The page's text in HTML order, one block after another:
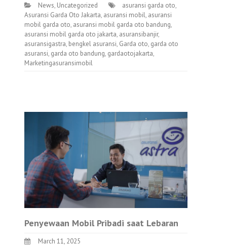
News, Uncategorized asuransi garda oto,
Asuransi Garda Oto Jakarta, asuransi mobil, asuransi
mobil garda oto, asuransi mobil garda oto bandung,
asuransi mobil garda oto jakarta, asuransibanjir,
asuransigastra, bengkel asuransi, Garda oto, garda oto
asuransi, garda oto bandung, gardaotojakarta,
Marketingasuransimobil
Penyewaan Mobil Pribadi saat Lebaran
March 11, 2025